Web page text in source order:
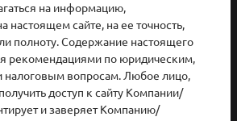
на информацию,
настоящем сайте, на ее точность,
полноту. Содержание настоящего
рекомендациями по юридическим,
вопросам. Любое лицо,
доступ к сайту Компании/
и заверяет Компанию/